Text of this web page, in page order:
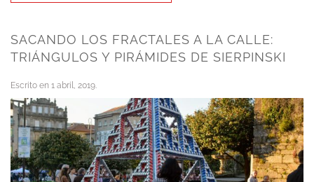
SACANDO LOS FRACTALES A LA CALLE:
TRIÁNGULOS Y PIRÁMIDES DE SIERPINSKI
Escrito en 1 abril, 2019